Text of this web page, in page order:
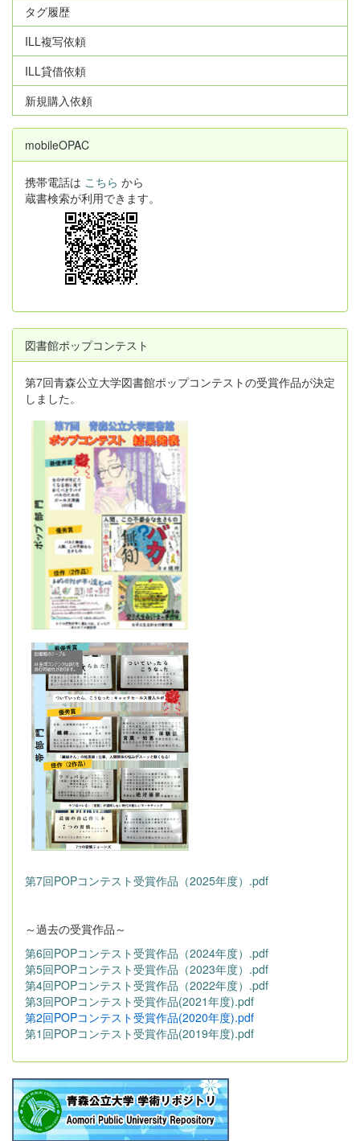
タグ履歴
ILL複写依頼
ILL貸借依頼
新規購入依頼
mobileOPAC
携帯電話は こちら から
蔵書検索が利用できます。
図書館ポップコンテスト
第7回青森公立大学図書館ポップコンテストの受賞作品が決定
しました。
第7回POPコンテスト受賞作品（2025年度）.pdf
～過去の受賞作品～
第6回POPコンテスト受賞作品（2024年度）.pdf
第5回POPコンテスト受賞作品（2023年度）.pdf
第4回POPコンテスト受賞作品（2022年度）.pdf
第3回POPコンテスト受賞作品(2021年度).pdf
第2回POPコンテスト受賞作品(2020年度).pdf
第1回POPコンテスト受賞作品(2019年度).pdf